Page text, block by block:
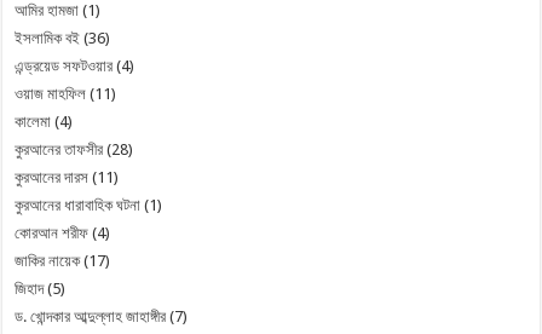
আমির হামজা (1)
ইসলামিক বই (36)
এন্ড্রয়েড সফটওয়ার (4)
ওয়াজ মাহফিল (11)
কালেমা (4)
কুরআনের তাফসীর (28)
কুরআনের দারস (11)
কুরআনের ধারাবাহিক ঘটনা (1)
কোরআন শরীফ (4)
জাকির নায়েক(17)
জিহাদ(5)
ড. খোন্দকার আব্দুল্লাহ জাহাঙ্গীর (7)